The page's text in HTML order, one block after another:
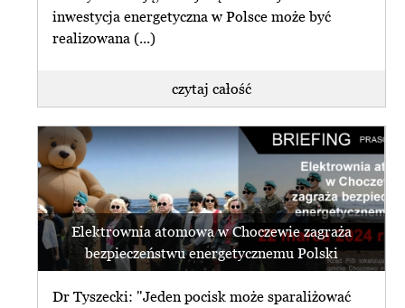
inwestycja energetyczna w Polsce może być
realizowana (...)
czytaj całość
Elektrownia atomowa w Choczewie zagraża
bezpieczeństwu energetycznemu Polski
Dr Tyszecki: "Jeden pocisk może sparaliżować